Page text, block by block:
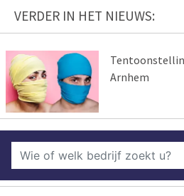
VERDER IN HET NIEUWS:
Arnhem